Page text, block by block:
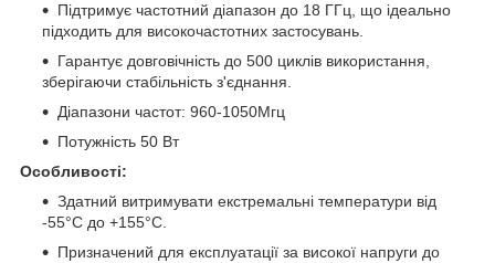
Підтримує частотний діапазон до 18 ГГц, що ідеально
підходить для високочастотних застосувань.
Гарантує довговічність до 500 циклів використання,
зберігаючи стабільність з'єднання.
Діапазони частот: 960-1050Мгц
Потужність 50 Вт
Особливості:
Здатний витримувати екстремальні температури від
-55°C до +155°C.
Призначений для експлуатації за високої напруги до